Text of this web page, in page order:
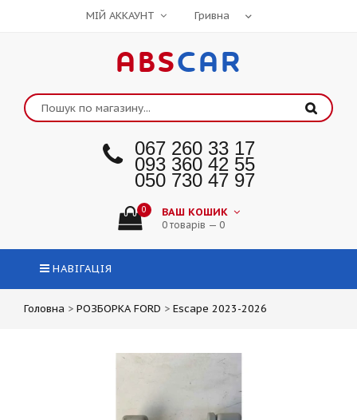
МІЙ АККАУНТ
ABSCAR
067 260 33 17
093 360 42 55
050 730 47 97
0 ВАШ КОШИК
0 товарів — 0
НАВІГАЦІЯ
Головна > РОЗБОРКА FORD > Escape 2023-2026